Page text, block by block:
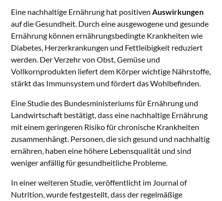
Eine nachhaltige Ernährung hat positivenAuswirkungen
auf die Gesundheit. Durch eine ausgewogene und gesunde
Ernährung können ernährungsbedingte Krankheiten wie
Diabetes, Herzerkrankungen und Fettleibigkeit reduziert
werden. Der Verzehr von Obst, Gemüse und
Vollkornprodukten liefert dem Körper wichtige Nährstoffe,
stärkt das Immunsystem und fördert das Wohlbefinden.
Eine Studie des Bundesministeriums für Ernährung und
Landwirtschaft bestätigt, dass eine nachhaltige Ernährung
mit einem geringeren Risiko für chronische Krankheiten
zusammenhängt. Personen, die sich gesund und nachhaltig
ernähren, haben eine höhere Lebensqualität und sind
weniger anfällig für gesundheitliche Probleme.
In einer weiteren Studie, veröffentlicht im Journal of
Nutrition, wurde festgestellt, dass der regelmäßige